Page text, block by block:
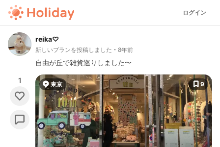
ログイン
reika♡
新しいプランを投稿しました 8年前
自由が丘で雑貨巡りしました〜
1 東京 9